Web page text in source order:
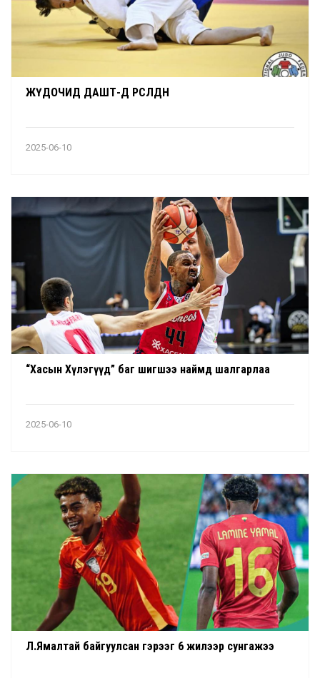
ЖҮДОЧИД ДАШТ-Д ӨРСӨЛДӨНӨ
2025-06-10
“Хасын Хүлэгүүд” баг шигшээ наймд шалгарлаа
2025-06-10
Л.Ямалтай байгуулсан гэрээг 6 жилээр сунгажээ